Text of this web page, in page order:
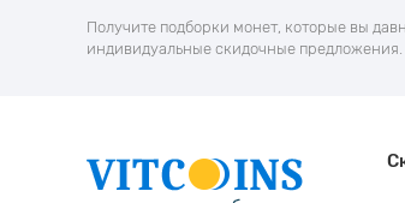
Получите подборки монет, которые вы
индивидуальные скидочные предложения.